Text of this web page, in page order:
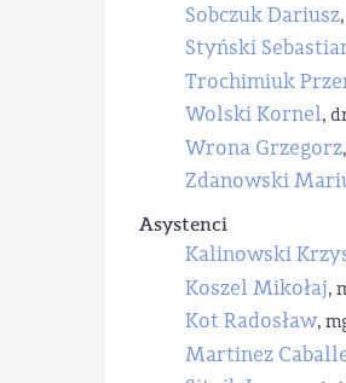
Sobczuk Dariusz
Styński
Trochimiuk
Wolski Kornel,
Wrona Grzegorz
Zdanowski
Asystenci
Kalinowski
Koszel Mikołaj,
Kot Radosław,
Martinez